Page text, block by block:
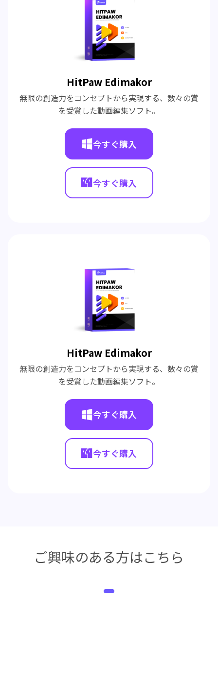
HitPaw Edimakor
無限の創造力をコンセプトから実現する、数々の賞
を受賞した動画編集ソフト。
今すぐ購入
今すぐ購入
HitPaw Edimakor
無限の創造力をコンセプトから実現する、数々の賞
を受賞した動画編集ソフト。
今すぐ購入
今すぐ購入
ご興味のある方はこちら